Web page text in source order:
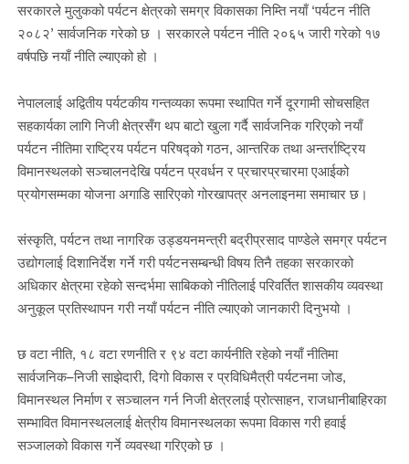
सरकारले मुलुकको पर्यटन क्षेत्रको समग्र विकासका निम्ति नयाँ ‘पर्यटन नीति
२०८२’ सार्वजनिक गरेको छ । सरकारले पर्यटन नीति २०६५ जारी गरेको १७
वर्षपछि नयाँ नीति ल्याएको हो ।
नेपाललाई अद्वितीय पर्यटकीय गन्तव्यका रूपमा स्थापित गर्ने दूरगामी सोचसहित
सहकार्यका लागि निजी क्षेत्रसँग थप बाटो खुला गर्दै सार्वजनिक गरिएको नयाँ
पर्यटन नीतिमा राष्ट्रिय पर्यटन परिषद्को गठन, आन्तरिक तथा अन्तर्राष्ट्रिय
विमानस्थलको सञ्चालनदेखि पर्यटन प्रवर्धन र प्रचारप्रचारमा एआईको
प्रयोगसम्मका योजना अगाडि सारिएको गोरखापत्र अनलाइनमा समाचार छ।
संस्कृति, पर्यटन तथा नागरिक उड्डयनमन्त्री बद्रीप्रसाद पाण्डेले समग्र पर्यटन
उद्योगलाई दिशानिर्देश गर्ने गरी पर्यटनसम्बन्धी विषय तिनै तहका सरकारको
अधिकार क्षेत्रमा रहेको सन्दर्भमा साबिकको नीतिलाई परिवर्तित शासकीय व्यवस्था
अनुकूल प्रतिस्थापन गरी नयाँ पर्यटन नीति ल्याएको जानकारी दिनुभयो ।
छ वटा नीति, १८ वटा रणनीति र ९४ वटा कार्यनीति रहेको नयाँ नीतिमा
सार्वजनिक–निजी साझेदारी, दिगो विकास र प्रविधिमैत्री पर्यटनमा जोड,
विमानस्थल निर्माण र सञ्चालन गर्न निजी क्षेत्रलाई प्रोत्साहन, राजधानीबाहिरका
सम्भावित विमानस्थललाई क्षेत्रीय विमानस्थलका रूपमा विकास गरी हवाई
सञ्जालको विकास गर्ने व्यवस्था गरिएको छ ।